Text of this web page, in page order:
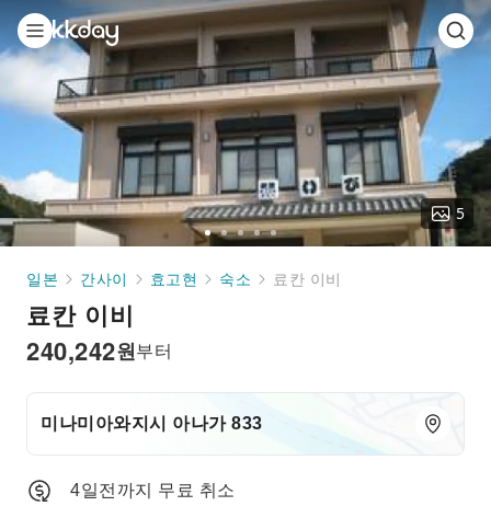
GoGo
to
GoGoGo
5
일본 간사이 효고현 숙소 료칸 이비
료칸 이비
원
240,242 부터
미나미아와지시 아나가 833
4일전까지 무료 취소